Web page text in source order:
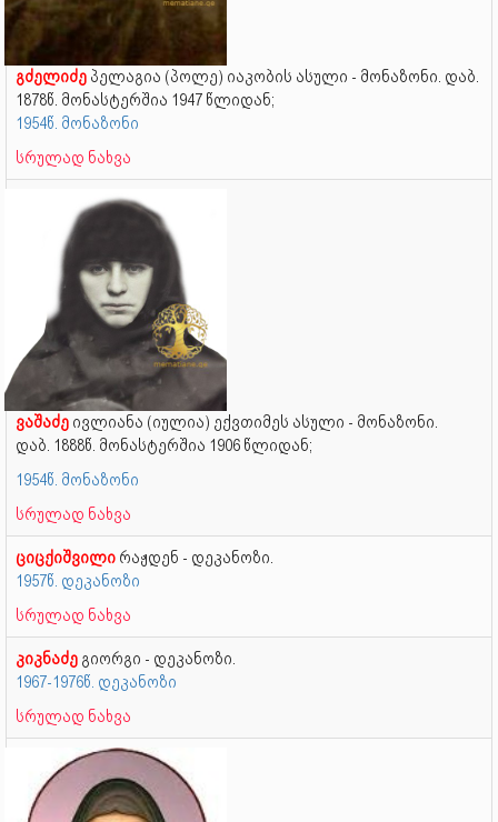
გძელიძე პელაგია (პოლე) იაკობის ასული - მონაზონი. დაბ.
1878წ. მონასტერშია 1947 წლიდან;
1954წ. მონაზონი
სრულად ნახვა
ვაშაძე ივლიანა (იულია) ექვთიმეს ასული - მონაზონი.
დაბ. 1888წ. მონასტერშია 1906 წლიდან;
1954წ. მონაზონი
სრულად ნახვა
ციცქიშვილი რაჟდენ - დეკანოზი.
1957წ. დეკანოზი
სრულად ნახვა
კიკნაძე გიორგი - დეკანოზი.
1967-1976წ. დეკანოზი
სრულად ნახვა